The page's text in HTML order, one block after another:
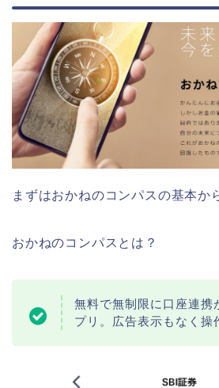
まずはおかねのコンパスの基本か
おかねのコンパスとは？
無料で無制限に口座連携
プリ。広告表示もなく操